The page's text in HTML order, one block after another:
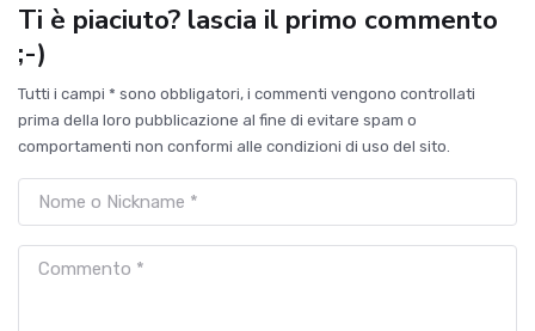
Ti è piaciuto? lascia il primo commento
;-)
Tutti i campi * sono obbligatori, i commenti vengono controllati
prima della loro pubblicazione al fine di evitare spam o
comportamenti non conformi alle condizioni di uso del sito.